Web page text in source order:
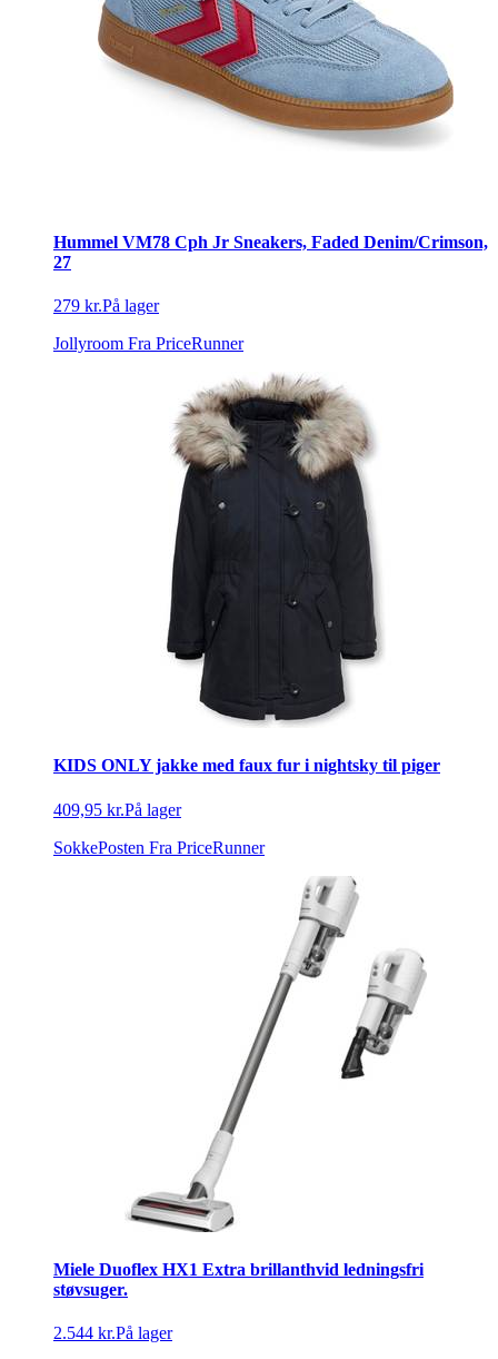
Hummel VM78 Cph Jr Sneakers, Faded Denim/Crimson,
27
279 kr.På lager
Jollyroom Fra PriceRunner
KIDS ONLY jakke med faux fur i nightsky til piger
409,95 kr.På lager
SokkePosten Fra PriceRunner
Miele Duoflex HX1 Extra brillanthvid ledningsfri
støvsuger.
2.544 kr.På lager